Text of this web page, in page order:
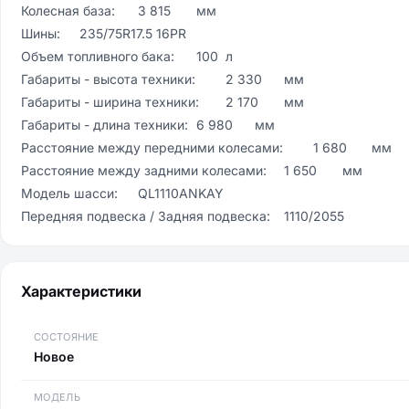
Колесная база:	3 815	мм
Шины:	235/75R17.5 16PR
Объем топливного бака:	100	л
Габариты - высота техники:	2 330	мм
Габариты - ширина техники:	2 170	мм
Габариты - длина техники:	6 980	мм
Расстояние между передними колесами:	1 680	мм
Расстояние между задними колесами:	1 650	мм
Модель шасси:	QL1110ANKAY
Характеристики
СОСТОЯНИЕ
Новое
МОДЕЛЬ